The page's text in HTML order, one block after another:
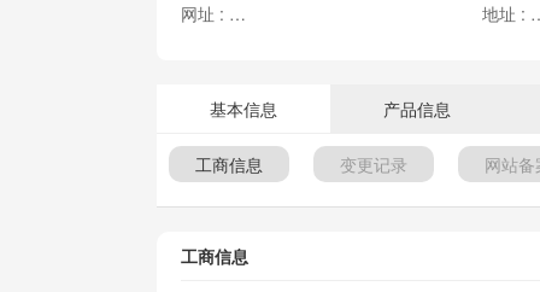
网址 :
暂无
基本信息 产品信息
工商信息 变更记录 网站备
工商信息